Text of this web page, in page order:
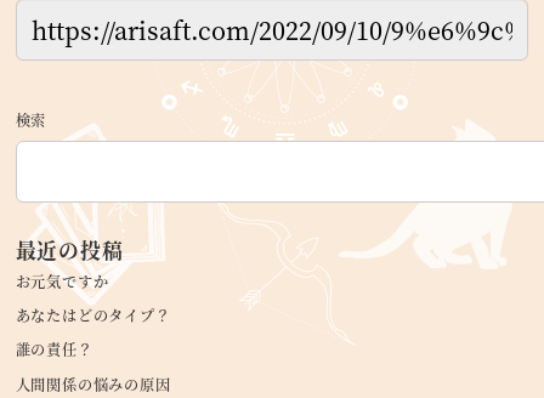
検索
最近の投稿
お元気ですか
あなたはどのタイプ？
誰の責任？
人間関係の悩みの原因